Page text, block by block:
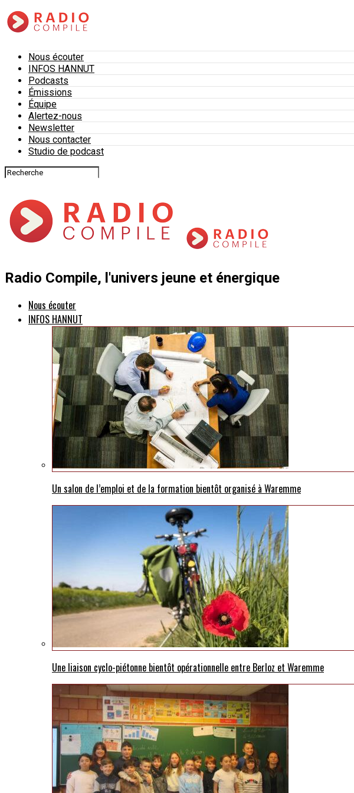
Nous écouter
INFOS HANNUT
Podcasts
Émissions
Équipe
Alertez-nous
Newsletter
Nous contacter
Studio de podcast
Radio Compile, l'univers jeune et énergique
Nous écouter
INFOS HANNUT
Un salon de l’emploi et de la formation bientôt organisé à Waremme
Une liaison cyclo-piétonne bientôt opérationnelle entre Berloz et Waremme